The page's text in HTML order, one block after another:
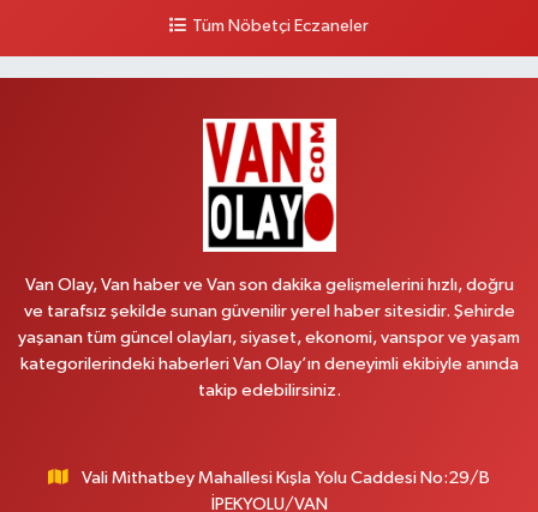
VALİ MİTHAT BEY MAH.SIHKE CAD.HZ.ÖMER CAMİ YANI NO:6B
Yol Tarifi Al
ÜNİVERSİTE HASTANESİ DÖNÜŞÜ KAMPÜS GALERİCİLER SİTESİ YANI
Kumsal Eczanesi
ORTA MAH.MUSLİH GÖRENTAŞ BULVARI,GİMPAŞ MARKET YANI NO:62 B
Yol Tarifi Al
VALİ MİTHAT BEY MAH. DEFTERDARLIK CAD. MİLANO HOTEL YANI
DOĞUŞ MARKET KARŞISI NO:20 B
Tüm Nöbetçi Eczaneler
Van Olay, Van haber ve Van son dakika gelişmelerini hızlı, doğru
ve tarafsız şekilde sunan güvenilir yerel haber sitesidir. Şehirde
yaşanan tüm güncel olayları, siyaset, ekonomi, vanspor ve yaşam
kategorilerindeki haberleri Van Olay’ın deneyimli ekibiyle anında
takip edebilirsiniz.
Vali Mithatbey Mahallesi Kışla Yolu Caddesi No:29/B
İPEKYOLU/VAN